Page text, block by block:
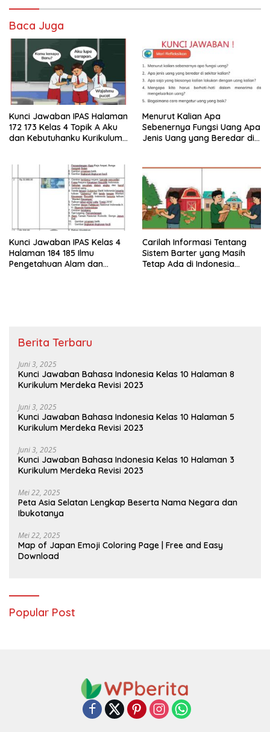
Baca Juga
Kunci Jawaban IPAS Halaman
172 173 Kelas 4 Topik A Aku
dan Kebutuhanku Kurikulum
Menurut Kalian Apa
Sebenernya Fungsi Uang Apa
Jenis Uang yang Beredar di
Kunci Jawaban IPAS Kelas 4
Halaman 184 185 Ilmu
Pengetahuan Alam dan
Carilah Informasi Tentang
Sistem Barter yang Masih
Tetap Ada di Indonesia
Berita Terbaru
Juni 3, 2025
Kunci Jawaban Bahasa Indonesia Kelas 10 Halaman 8
Kurikulum Merdeka Revisi 2023
Juni 3, 2025
Kunci Jawaban Bahasa Indonesia Kelas 10 Halaman 5
Kurikulum Merdeka Revisi 2023
Juni 3, 2025
Kunci Jawaban Bahasa Indonesia Kelas 10 Halaman 3
Kurikulum Merdeka Revisi 2023
Mei 22, 2025
Peta Asia Selatan Lengkap Beserta Nama Negara dan
Ibukotanya
Mei 22, 2025
Map of Japan Emoji Coloring Page | Free and Easy
Download
Popular Post